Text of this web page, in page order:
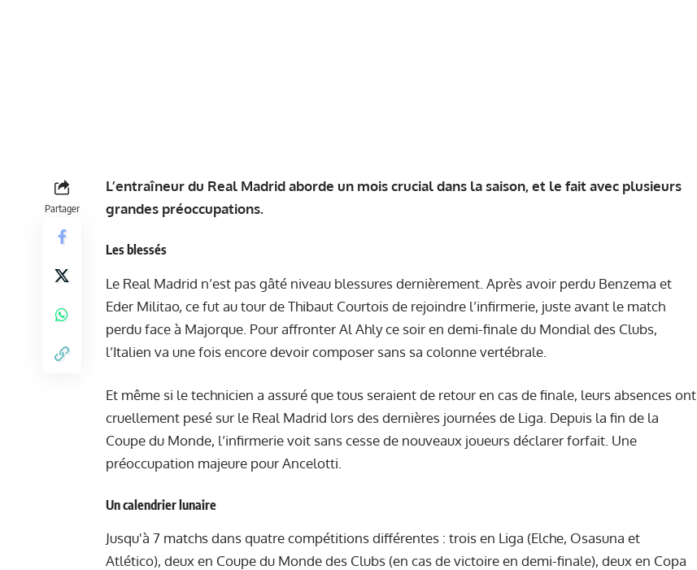
Partager
L’entraîneur du Real Madrid aborde un mois crucial dans la saison, et le fait avec plusieurs
grandes préoccupations.
Les blessés
Le Real Madrid n’est pas gâté niveau blessures dernièrement. Après avoir perdu Benzema et
Eder Militao, ce fut au tour de Thibaut Courtois de rejoindre l’infirmerie, juste avant le match
perdu face à Majorque. Pour affronterAl Ahly ce soiren demi-finale du Mondial des Clubs,
l’Italien va une fois encore devoir composer sans sa colonne vertébrale.
Et même si le technicien a assuré que tous seraient de retour en cas de finale, leurs absences ont
cruellement pesé sur le Real Madrid lors des dernières journées de Liga. Depuis la fin de la
Coupe du Monde, l’infirmerie voit sans cesse de nouveaux joueurs déclarer forfait. Une
préoccupation majeure pour Ancelotti.
Un calendrier lunaire
Jusqu'à 7 matchs dans quatre compétitions différentes : trois en Liga (Elche, Osasuna et
Atlético), deux en Coupe du Monde des Clubs (en cas de victoire en demi-finale), deux en Copa